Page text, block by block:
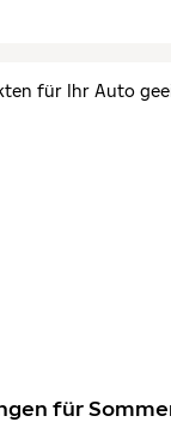
für Ihr Auto
für